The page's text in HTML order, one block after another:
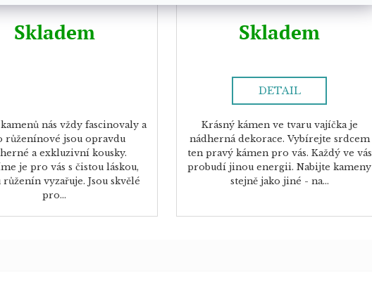
Skladem
nás vždy fascinovaly a
růženínové jsou opravdu
a exkluzivní kousky.
je pro vás s čistou láskou,
růženín vyzařuje. Jsou skvělé
pro...
Skladem
DETAIL
Krásný kámen ve tvaru vajíčka je
nádherná dekorace. Vybírejte srdcem
ten pravý kámen pro vás. Každý ve vás
probudí jinou energii. Nabijte kameny
stejně jako jiné - na...